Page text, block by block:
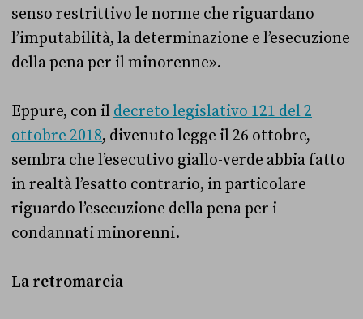
senso restrittivo le norme che riguardano
l’imputabilità, la determinazione e l’esecuzione
della pena per il minorenne».
Eppure, con il decreto legislativo 121 del 2
ottobre 2018, divenuto legge il 26 ottobre,
sembra che l’esecutivo giallo-verde abbia fatto
in realtà l’esatto contrario, in particolare
riguardo l’esecuzione della pena per i
condannati minorenni.
La retromarcia